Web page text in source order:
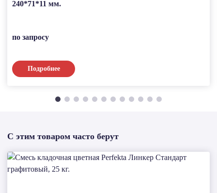
240*71*11 мм.
по запросу
Подробнее
С этим товаром часто берут